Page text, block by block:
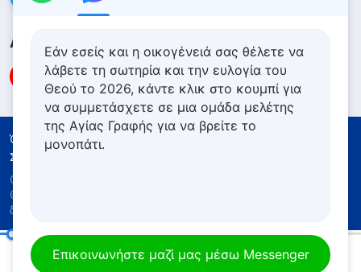
Ακολουθήστε μας
Όροι Χρήσης
Πολιτική απορρήτου
Συντελεστές
Copyright © 2026
Θεού
δικαιώματος.
Εάν εσείς και η οικογένειά σας θέλετε να
λάβετε τη σωτηρία και την ευλογία του
Θεού το 2026, κάντε κλικ στο κουμπί για
να συμμετάσχετε σε μια ομάδα μελέτης
της Αγίας Γραφής για να βρείτε το
μονοπάτι.
Επικοινωνήστε μαζί μας μέσω Messenger